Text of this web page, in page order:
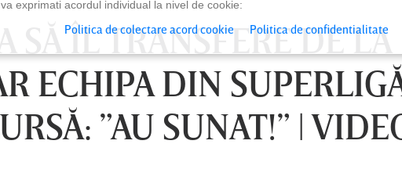
SĂ ÎL TRANSFERE DE LA
ECHIPA DIN
”AU SUNAT!” |
exprimati acordul individual la nivel de cookie:
Politica de colectare acord cookie Politica de confidentialitate